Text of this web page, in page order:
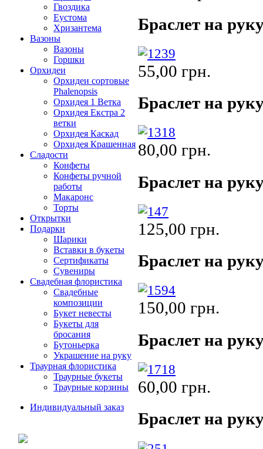
Гвоздика
Еустома
Хризантема
Вазоны
Вазоны
Горшки
Орхидеи
Орхидеи сортовые
Phalenopsis
Орхидея 1 Ветка
Орхидея Екстра 2
ветки
Орхидея Каскад
Орхидея Крашенная
Сладости
Конфеты
Конфеты ручной
работы
Макаронс
Торты
Открытки
Подарки
Шарики
Вставки в букеты
Сертификаты
Сувениры
Свадебная флористика
Свадебные
композиции
Букет невесты
Букеты для
бросания
Бутоньерка
Украшение на руку
Траурная флористика
Траурные букеты
Траурные корзины
Индивидуальный заказ
Браслет на
55,00 грн.
Браслет на
80,00 грн.
Браслет на
125,00 грн.
Браслет на
150,00 грн.
Браслет на
60,00 грн.
Браслет на